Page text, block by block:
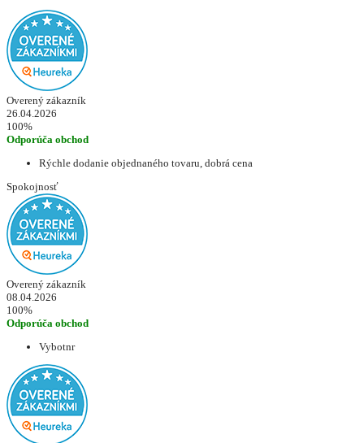
Overený zákazník
26.04.2026
100%
Odporúča obchod
Rýchle dodanie objednaného tovaru, dobrá cena
Spokojnosť
Overený zákazník
08.04.2026
100%
Odporúča obchod
Vybotnr